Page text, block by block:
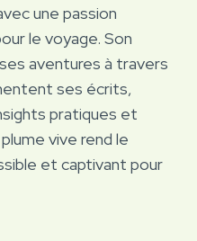
une passion
le voyage. Son
aventures à travers
ses écrits,
pratiques et
vive rend le
et captivant pour